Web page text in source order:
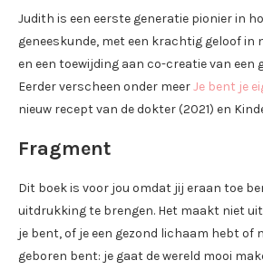
Judith is een eerste generatie pionier in
geneeskunde, met een krachtig geloof in
en een toewijding aan co-creatie van een
Eerder verscheen onder meerJe bent je
nieuw recept van de dokter (2021) en
Fragment
Dit boek is voor jou omdat jij eraan toe
uitdrukking te brengen. Het maakt niet uit
je bent, of je een gezond lichaam hebt of
geboren bent: je gaat de wereld mooi